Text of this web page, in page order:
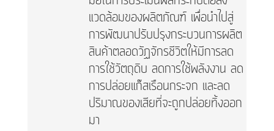
แวดล้อมของผลิตภัณฑ์ เพื่อนำไปสู่
การพัฒนาปรับปรุงกระบวนการผลิต
สินค้าตลอดวัฏจักรชีวิตให้มีการลด
การใช้วัตถุดิบ ลดการใช้พลังงาน ลด
การปล่อยแก๊สเรือนกระจก และลด
ปริมาณของเสียที่จะถูกปล่อยทิ้งออก
มา